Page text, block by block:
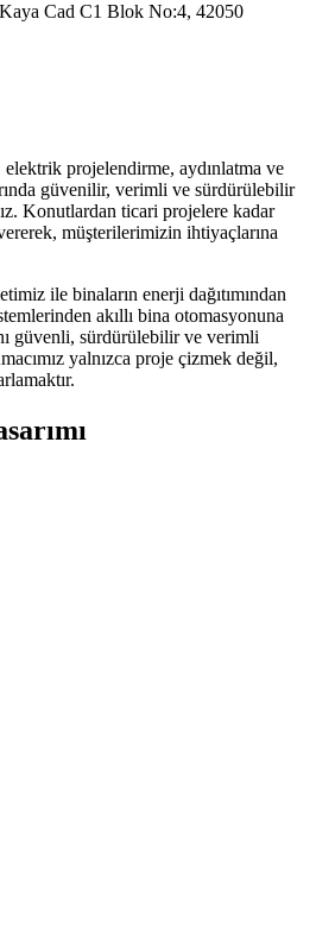
Cad C1 Blok No:4, 42050
projelendirme, aydınlatma ve
güvenilir, verimli ve sürdürülebilir
Konutlardan ticari projelere kadar
müşterilerimizin ihtiyaçlarına
ile binaların enerji dağıtımından
akıllı bina otomasyonuna
güvenli, sürdürülebilir ve verimli
yalnızca proje çizmek değil,